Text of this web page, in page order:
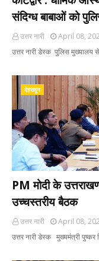
संदिग्ध बाबाओं को
उत्तर नारी
April 08,
उत्तर नारी डेस्क पुलिस मुख्यालय
देहरादून
PM मोदी के
उच्चस्तरीय बैठक
उत्तर नारी
April 08,
उत्तर नारी डेस्क मुख्यमंत्री